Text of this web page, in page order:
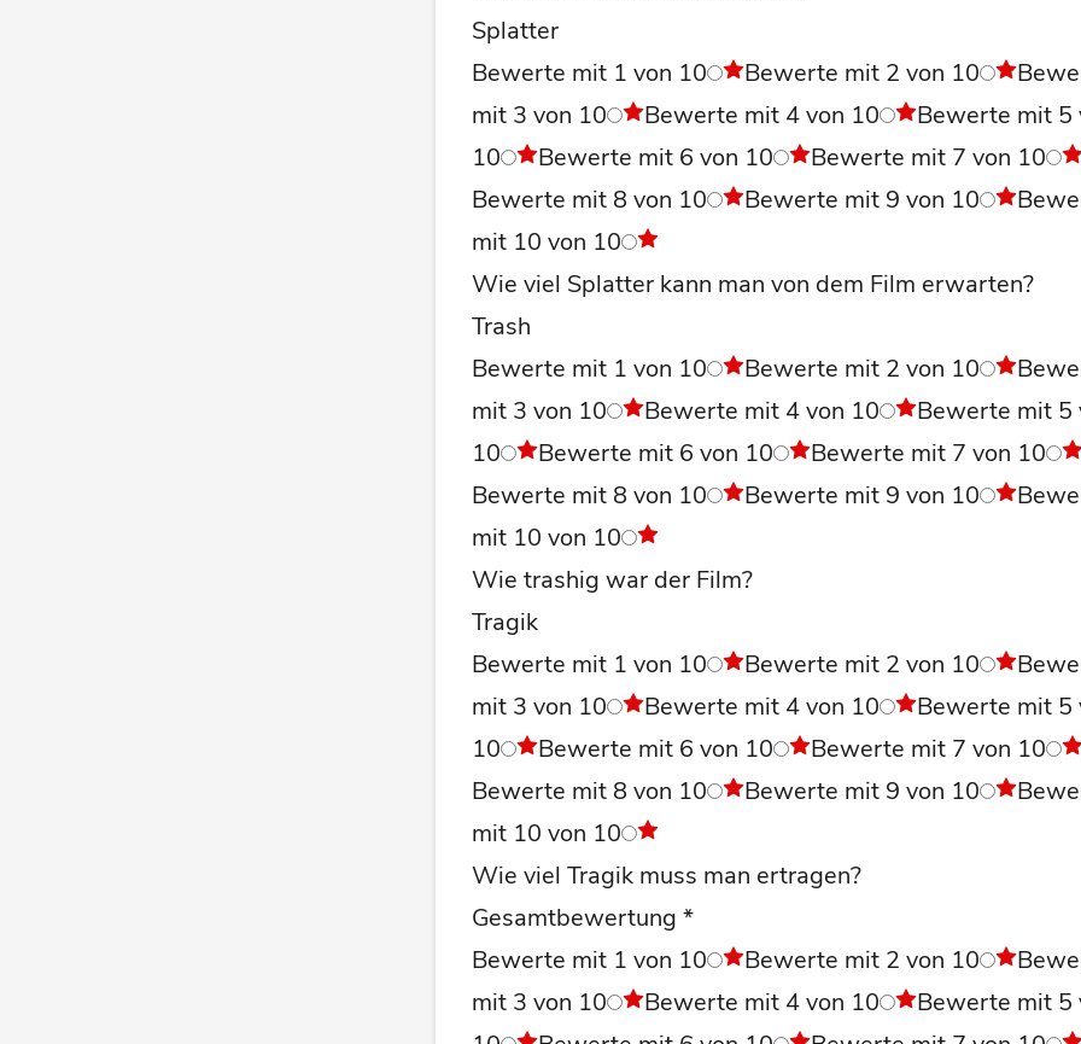
Splatter
Bewerte mit 1 von 10
Bewerte mit 2 von 10
mit 3 von 10
Bewerte mit 4 von 10
Bewerte mit 5
10
Bewerte mit 6 von 10
Bewerte mit 7 von 10
Bewerte mit 8 von 10
Bewerte mit 9 von 10
mit 10 von 10
Wie viel Splatter kann man von dem Film erwarten?
Trash
Bewerte mit 1 von 10
Bewerte mit 2 von 10
mit 3 von 10
Bewerte mit 4 von 10
Bewerte mit 5
10
Bewerte mit 6 von 10
Bewerte mit 7 von 10
Bewerte mit 8 von 10
Bewerte mit 9 von 10
mit 10 von 10
Wie trashig war der Film?
Tragik
Bewerte mit 1 von 10
Bewerte mit 2 von 10
mit 3 von 10
Bewerte mit 4 von 10
Bewerte mit 5
10
Bewerte mit 6 von 10
Bewerte mit 7 von 10
Bewerte mit 8 von 10
Bewerte mit 9 von 10
mit 10 von 10
Wie viel Tragik muss man ertragen?
Gesamtbewertung *
Bewerte mit 1 von 10
Bewerte mit 2 von 10
mit 3 von 10
Bewerte mit 4 von 10
Bewerte mit 5